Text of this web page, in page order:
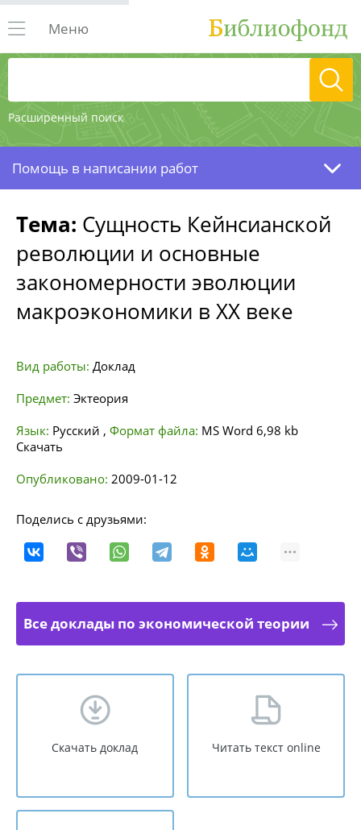
Расширенный поиск
Меню
Помощь в написании работ
Тема: Сущность Кейнсианской
революции и основные
закономерности эволюции
макроэкономики в XX веке
Вид работы: Доклад
Предмет: Эктеория
Язык: Русский , Формат файла: MS Word 6,98 kb
Скачать
Опубликовано: 2009-01-12
Поделись с друзьями:
Все доклады по экономической теории
Скачать доклад Читать текст online